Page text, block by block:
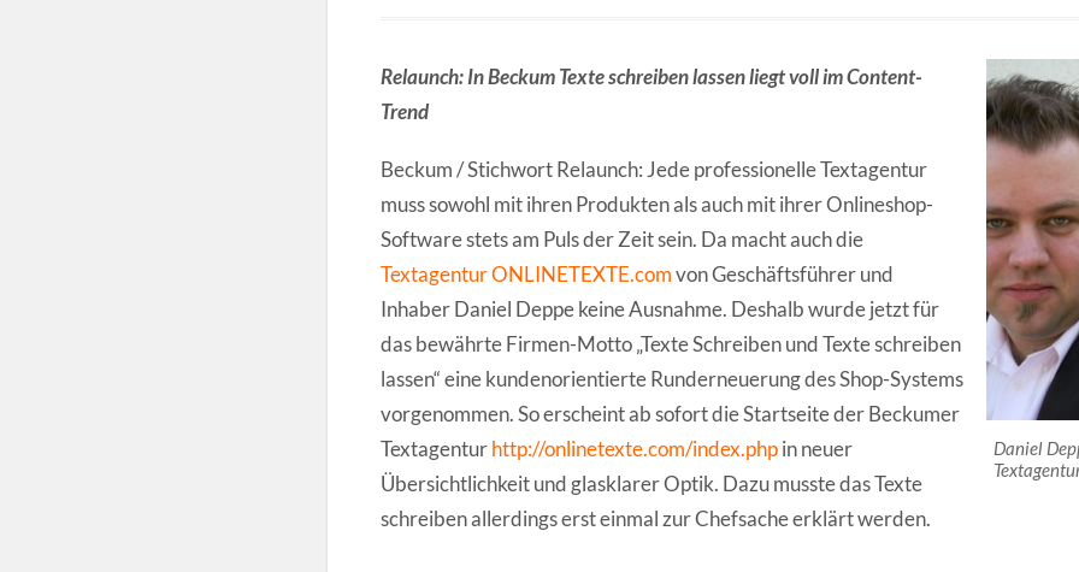
Daniel
Relaunch: In Beckum Texte schreiben lassen liegt voll im Content-
Trend
Beckum / Stichwort Relaunch: Jede professionelle Textagentur
muss sowohl mit ihren Produkten als auch mit ihrer Onlineshop-
Software stets am Puls der Zeit sein. Da macht auch die
Textagentur ONLINETEXTE.comvon Geschäftsführer und
Inhaber Daniel Deppe keine Ausnahme. Deshalb wurde jetzt für
das bewährte Firmen-Motto „Texte Schreiben und Texte schreiben
lassen“ eine kundenorientierte Runderneuerung des Shop-Systems
vorgenommen. So erscheint ab sofort die Startseite der Beckumer
Textagenturhttp://onlinetexte.com/index.phpin neuer
Übersichtlichkeit und glasklarer Optik. Dazu musste das Texte
schreiben allerdings erst einmal zur Chefsache erklärt werden.